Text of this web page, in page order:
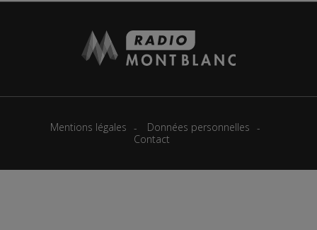
Mentions légales
Données personnelles
Contact